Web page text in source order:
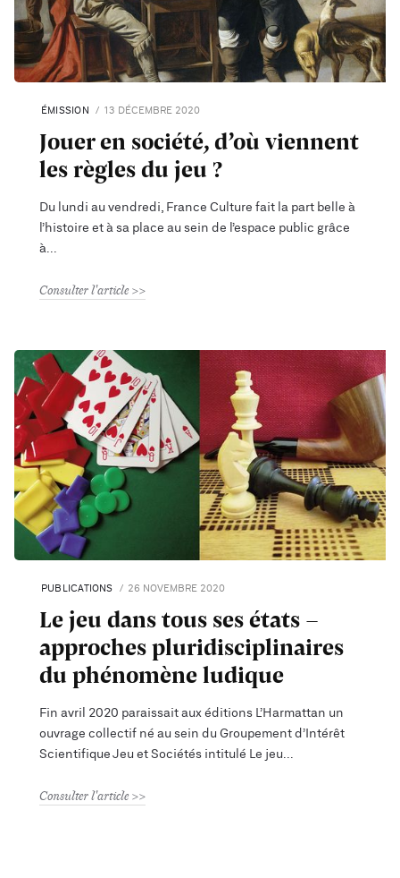
ÉMISSION 13 DÉCEMBRE 2020
Jouer en société, d’où viennent
les règles du jeu ?
Du lundi au vendredi, France Culture fait la part belle à
l’histoire et à sa place au sein de l’espace public grâce
à
Consulter l'article
PUBLICATIONS 26 NOVEMBRE 2020
Le jeu dans tous ses états –
approches pluridisciplinaires
du phénomène ludique
Fin avril 2020 paraissait aux éditions L’Harmattan un
ouvrage collectif né au sein du Groupement d’Intérêt
Scientifique Jeu et Sociétés intitulé Le jeu
Consulter l'article